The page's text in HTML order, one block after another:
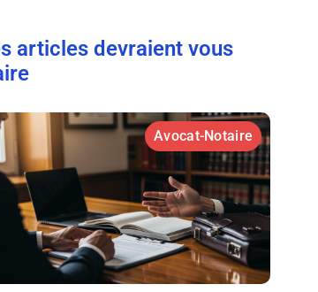
articles devraient vous
Avocat-Notaire